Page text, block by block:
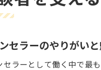
セラーのやりがい
セラーとして働く中で最